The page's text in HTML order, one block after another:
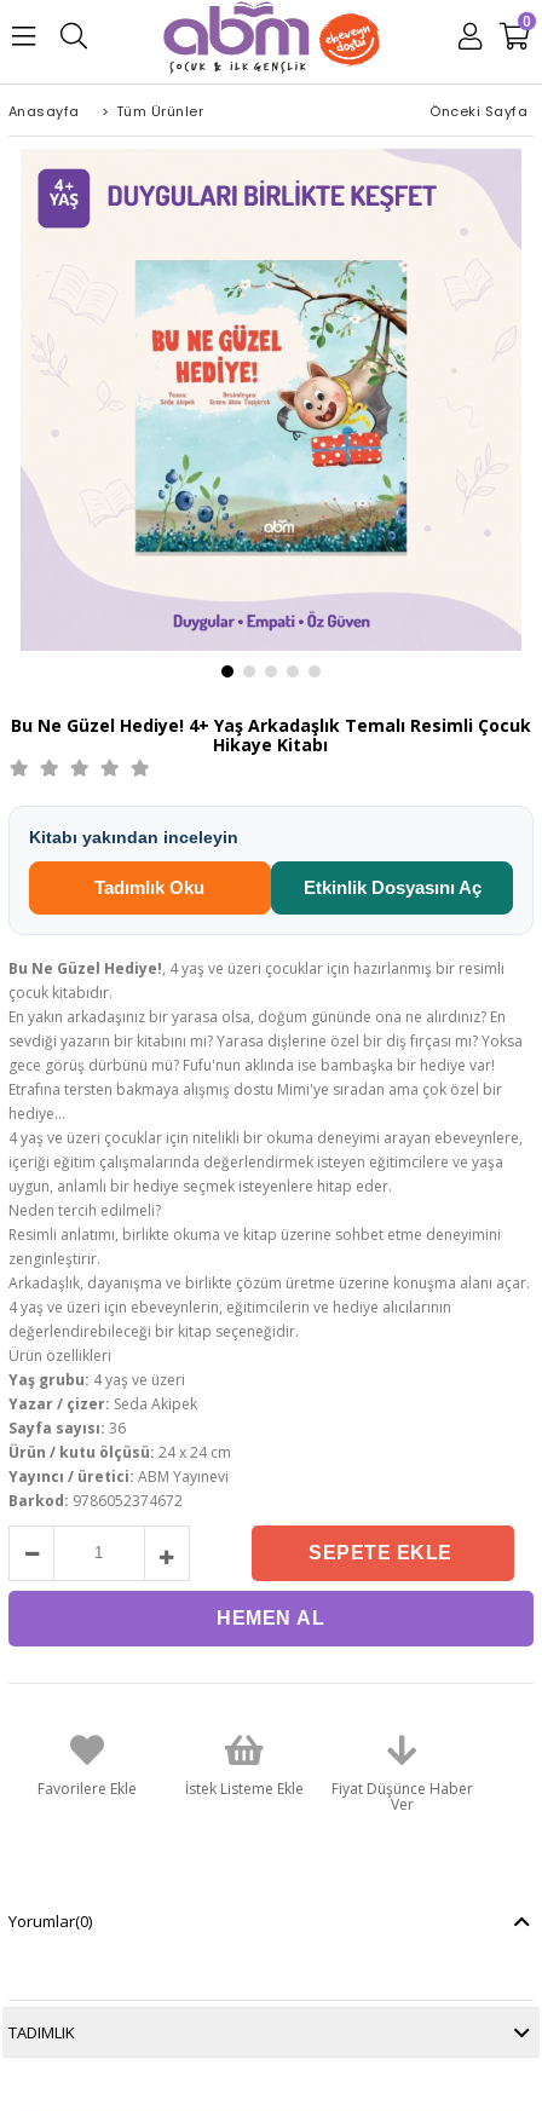
0
Anasayfa > Tüm Ürünler Önceki Sayfa
Bu Ne Güzel Hediye! 4+ Yaş Arkadaşlık Temalı Resimli Çocuk
Hikaye Kitabı
Kitabı yakından inceleyin
Tadımlık Oku Etkinlik Dosyasını Aç
Bu Ne Güzel Hediye!, 4 yaş ve üzeri çocuklar için hazırlanmış bir resimli
çocuk kitabıdır.
En yakın arkadaşınız bir yarasa olsa, doğum gününde ona ne alırdınız? En
sevdiği yazarın bir kitabını mı? Yarasa dişlerine özel bir diş fırçası mı? Yoksa
gece görüş dürbünü mü? Fufu'nun aklında ise bambaşka bir hediye var!
Etrafına tersten bakmaya alışmış dostu Mimi'ye sıradan ama çok özel bir
hediye...
4 yaş ve üzeri çocuklar için nitelikli bir okuma deneyimi arayan ebeveynlere,
içeriği eğitim çalışmalarında değerlendirmek isteyen eğitimcilere ve yaşa
uygun, anlamlı bir hediye seçmek isteyenlere hitap eder.
Neden tercih edilmeli?
Resimli anlatımı, birlikte okuma ve kitap üzerine sohbet etme deneyimini
zenginleştirir.
Arkadaşlık, dayanışma ve birlikte çözüm üretme üzerine konuşma alanı açar.
4 yaş ve üzeri için ebeveynlerin, eğitimcilerin ve hediye alıcılarının
değerlendirebileceği bir kitap seçeneğidir.
Ürün özellikleri
Yaş grubu: 4 yaş ve üzeri
Yazar / çizer: Seda Akipek
Sayfa sayısı: 36
Ürün / kutu ölçüsü: 24 x 24 cm
Yayıncı / üretici: ABM Yayınevi
Barkod: 9786052374672
Favorilere Ekle İstek Listeme Ekle Fiyat Düşünce Haber
Ver
Yorumlar(0)
TADIMLIK